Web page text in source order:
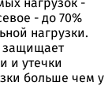
- до 70%
нагрузки.
защищает
и утечки
больше чем у